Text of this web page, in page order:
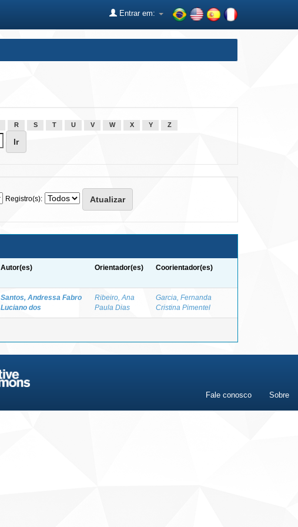
Entrar em:
R S T U V W X Y Z
Registro(s):
Autor(es) Orientador(es) Coorientador(es)
Santos, Andressa Fabro
Luciano dos
Ribeiro, Ana
Paula Dias
Garcia, Fernanda
Cristina Pimentel
Fale conosco Sobre